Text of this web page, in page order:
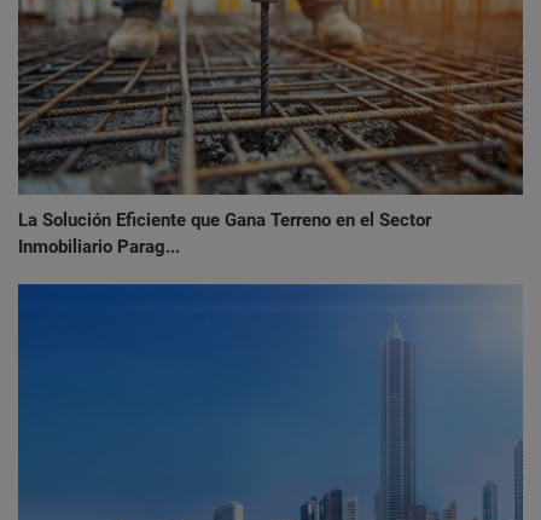
La Solución Eficiente que Gana Terreno en el Sector
Inmobiliario Parag...